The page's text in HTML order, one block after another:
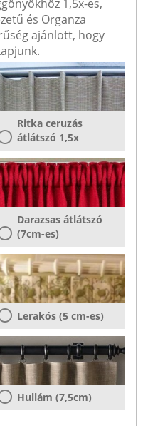
1,5x-es,
és Organza
ajánlott, hogy
Ritka ceruzás
átlátszó 1,5x
Darazsas átlátszó
(7cm-es)
Lerakós (5 cm-es)
Hullám (7,5cm)